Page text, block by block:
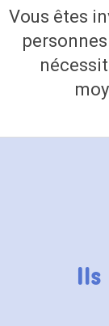
Vous êtes